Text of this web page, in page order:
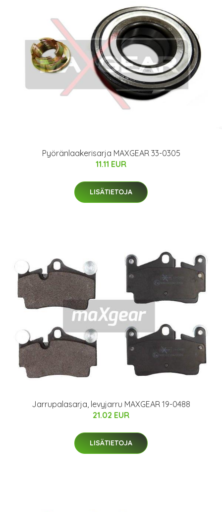
Pyöränlaakerisarja MAXGEAR 33-0305
11.11 EUR
LISÄTIETOJA
Jarrupalasarja, levyjarru MAXGEAR 19-0488
21.02 EUR
LISÄTIETOJA